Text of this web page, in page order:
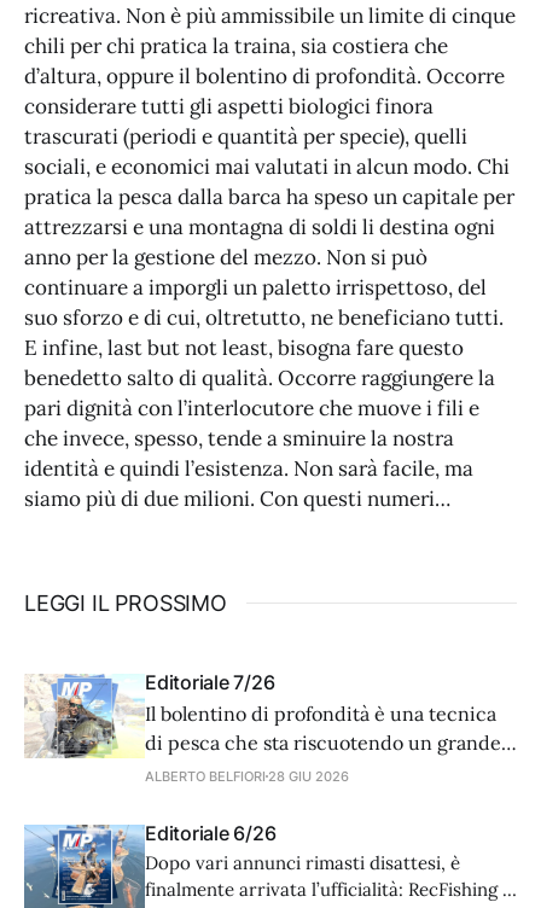
ricreativa. Non è più ammissibile un limite di cinque
chili per chi pratica la traina, sia costiera che
d’altura, oppure il bolentino di profondità. Occorre
considerare tutti gli aspetti biologici finora
trascurati (periodi e quantità per specie), quelli
sociali, e economici mai valutati in alcun modo. Chi
pratica la pesca dalla barca ha speso un capitale per
attrezzarsi e una montagna di soldi li destina ogni
anno per la gestione del mezzo. Non si può
continuare a imporgli un paletto irrispettoso, del
suo sforzo e di cui, oltretutto, ne beneficiano tutti.
E infine, last but not least, bisogna fare questo
benedetto salto di qualità. Occorre raggiungere la
pari dignità con l’interlocutore che muove i fili e
che invece, spesso, tende a sminuire la nostra
identità e quindi l’esistenza. Non sarà facile, ma
siamo più di due milioni. Con questi numeri…
LEGGI IL PROSSIMO
Editoriale 7/26
Il bolentino di profondità è una tecnica
di pesca che sta riscuotendo un grande
successo. Dalla sua, gioca la possibilità di
canina e americana) e l’incentivo
commerciale legato alla vendita di
attrezzature costose. Di fatto però il
ALBERTO BELFIORI 28 GIU 2026
Editoriale 6/26
Dopo vari annunci rimasti disattesi, è
finalmente arrivata l’ufficialità: RecFishing è